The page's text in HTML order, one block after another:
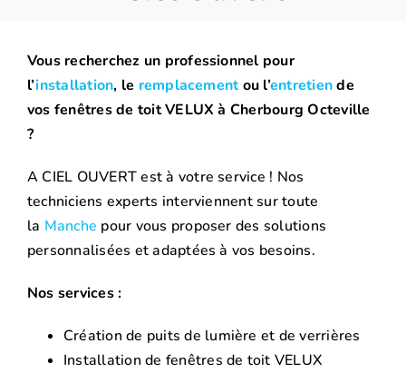
Vous recherchez un professionnel pour
l’installation, le remplacementou l’entretiende
vos fenêtres de toit VELUX à Cherbourg Octeville
?
A CIEL OUVERT est à votre service ! Nos
techniciens experts interviennent sur toute
la Manche pour vous proposer des solutions
personnalisées et adaptées à vos besoins.
Nos services :
Création de puits de lumière et de verrières
Installation de fenêtres de toit VELUX